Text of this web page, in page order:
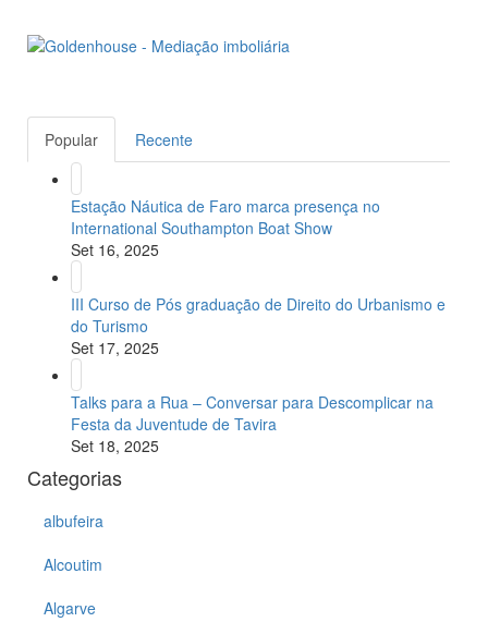
Popular Recente
Estação Náutica de Faro marca presença no
International Southampton Boat Show
Set 16, 2025
III Curso de Pós graduação de Direito do Urbanismo e
do Turismo
Set 17, 2025
Talks para a Rua – Conversar para Descomplicar na
Festa da Juventude de Tavira
Set 18, 2025
Categorias
albufeira
Alcoutim
Algarve